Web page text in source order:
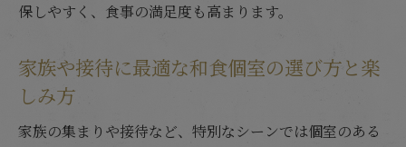
保しやすく、食事の満足度も高まります。
家族や接待に最適な和食個室の選び方と楽
しみ方
家族の集まりや接待など、特別なシーンでは個室のある